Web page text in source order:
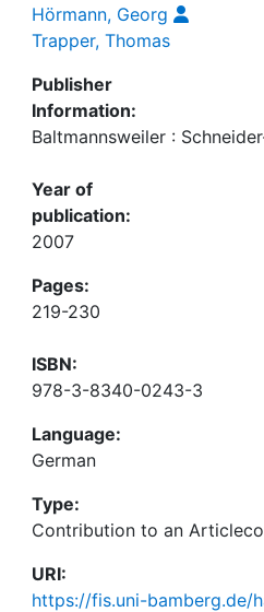
Hörmann, Georg
Trapper, Thomas
Publisher
Information:
Baltmannsweiler :
Year of
publication:
2007
Pages:
219-230
ISBN:
978-3-8340-0243-3
Language:
German
Type:
Contribution to an
URI:
https://fis.uni-bamberg.de/